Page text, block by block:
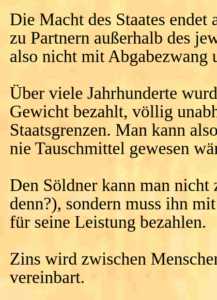
Die Macht des Staates endet
zu Partnern außerhalb des
also nicht mit Abgabezwang
Über viele Jahrhunderte
Gewicht bezahlt, völlig
Staatsgrenzen. Man kann
nie Tauschmittel gewesen
Den Söldner kann man
denn?), sondern muss ihn
für seine Leistung bezahlen.
Zins wird zwischen
vereinbart.